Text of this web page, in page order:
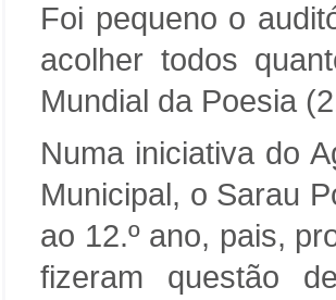
Foi pequeno o
acolher todos
Mundial da Poesia
Numa iniciativa do
Municipal, o Sarau
ao 12.º ano, pais,
fizeram questão